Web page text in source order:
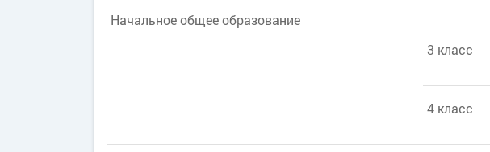
Начальное общее образование
3 класс
4 класс